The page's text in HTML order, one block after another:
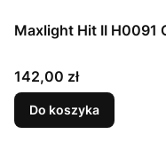
Maxlight Hit II H0091
Cena
142,00 zł
Do koszyka